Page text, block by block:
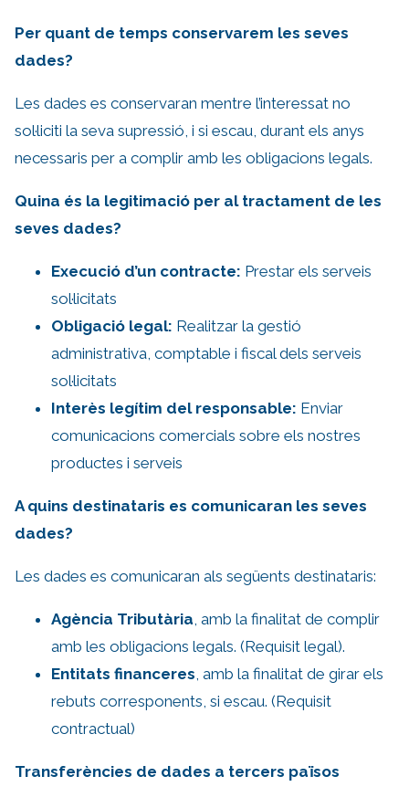
Per quant de temps conservarem les seves
dades?
Les dades es conservaran mentre l’interessat no
sol·liciti la seva supressió, i si escau, durant els anys
necessaris per a complir amb les obligacions legals.
Quina és la legitimació per al tractament de les
seves dades?
Execució d’un contracte: Prestar els serveis
sol·licitats
Obligació legal: Realitzar la gestió
administrativa, comptable i fiscal dels serveis
sol·licitats
Interès legítim del responsable: Enviar
comunicacions comercials sobre els nostres
productes i serveis
A quins destinataris es comunicaran les seves
dades?
Les dades es comunicaran als següents destinataris:
Agència Tributària , amb la finalitat de complir
amb les obligacions legals. (Requisit legal).
Entitats financeres , amb la finalitat de girar els
rebuts corresponents, si escau. (Requisit
contractual)
Transferències de dades a tercers països